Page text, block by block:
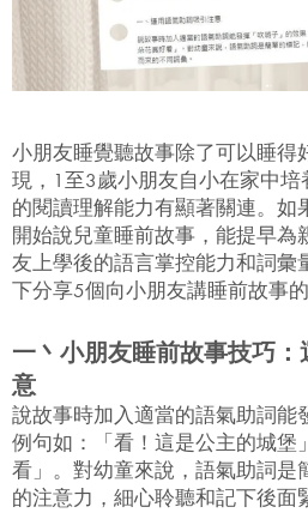
小朋友睡覺聽故事除了可以睡得
現，1至3歲小朋友自小在家中
的閱讀理解能力有顯著關連。如
開始說兒童睡前故事，能提早為
友上學後的語言掌控能力和詞彙
下分享5個向小朋友講睡前故事
一丶小朋友睡前故事技巧
意
說故事時加入適當的語氣助詞能
例句如：「看！這是公主的城堡
看」。對幼童來說，語氣助詞是
的注意力，細心聆聽和記下後面